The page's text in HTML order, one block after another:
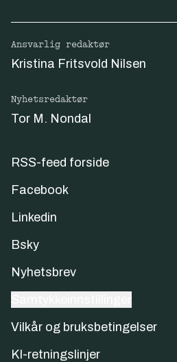
Ansvarlig redaktør
Kristina Fritsvold Nilsen
Nyhetsredaktør
Tor M. Nondal
RSS-feed forside
Facebook
Linkedin
Bsky
Nyhetsbrev
Vilkår og bruksbetingelser
KI-retningslinjer